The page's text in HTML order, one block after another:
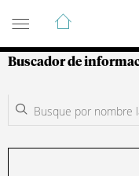
Guía de
Buscador de